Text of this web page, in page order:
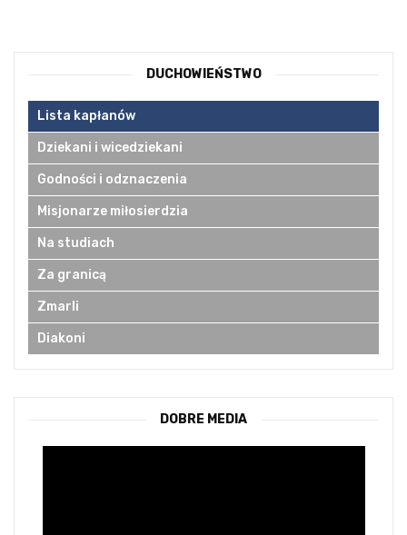
DUCHOWIEŃSTWO
Lista kapłanów
Dziekani i wicedziekani
Godności i odznaczenia
Misjonarze miłosierdzia
Na studiach
Za granicą
Zmarli
Diakoni
DOBRE MEDIA